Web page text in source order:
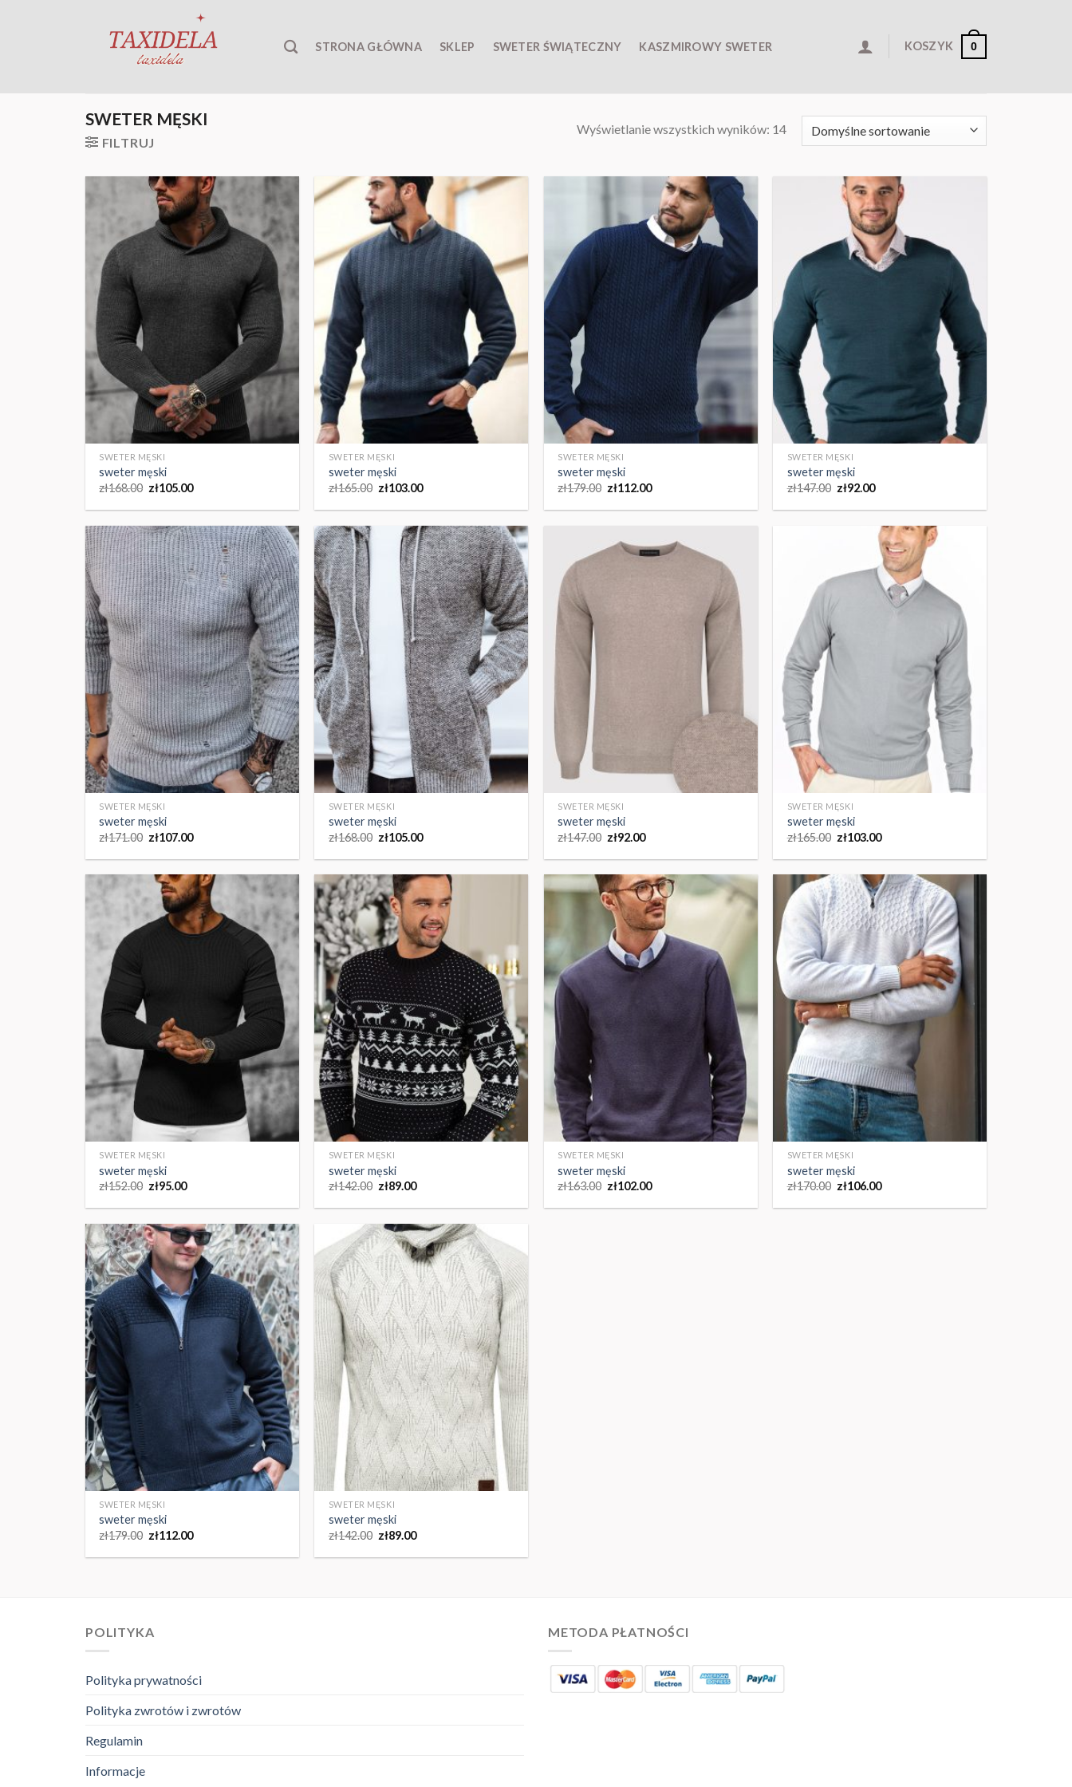
STRONA GŁÓWNA SKLEP SWETER ŚWIĄTECZNY KASZMIROWY SWETER KOSZYK 0
SWETER MĘSKI
FILTRUJ
Wyświetlanie wszystkich wyników: 14
SWETER MĘSKI
sweter męski
zł168.00 zł105.00
SWETER MĘSKI
sweter męski
zł165.00 zł103.00
SWETER MĘSKI
sweter męski
zł179.00 zł112.00
SWETER MĘSKI
sweter męski
zł147.00 zł92.00
SWETER MĘSKI
sweter męski
zł171.00 zł107.00
SWETER MĘSKI
sweter męski
zł168.00 zł105.00
SWETER MĘSKI
sweter męski
zł147.00 zł92.00
SWETER MĘSKI
sweter męski
zł165.00 zł103.00
SWETER MĘSKI
sweter męski
zł152.00 zł95.00
SWETER MĘSKI
sweter męski
zł142.00 zł89.00
SWETER MĘSKI
sweter męski
zł163.00 zł102.00
SWETER MĘSKI
sweter męski
zł170.00 zł106.00
SWETER MĘSKI
sweter męski
zł179.00 zł112.00
SWETER MĘSKI
sweter męski
zł142.00 zł89.00
POLITYKA
Polityka prywatności
Polityka zwrotów i zwrotów
Regulamin
Informacje
METODA PŁATNOŚCI